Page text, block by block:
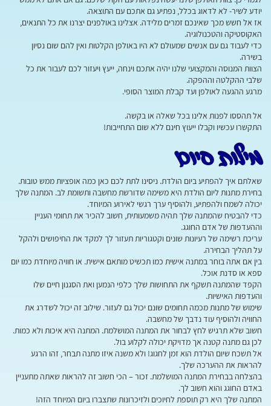
יודע לשיר- לא לדאוג בכלל, נפתיע גם אתכם עם התוצאה.
אז אל חשש מכך שאינכם זמרים מלידה. אצלינו באולפנים יצרנו את כל התנאים,
האקוסטיקה והטכנולוגיה.
כדי לעבוד גם עם אנשים שמעולם לא היו באולפן הקלטות ואין להם שום נסיון
בשירה.
הצוות המנוסה והמקצועי שלנו יהיה אתכם וינחה, ייעץ ויעזור לכם לעבור את כל
שלבי ההקלטה וההפקה.
מרגע ההגעה לאולפן ועד קבלת המוצר הסופי.
אל תהססו לפנות אלינו בכל שאלה או בקשה.
התקשרו עכשיו וקבלו ייעוץ חינם ללא שום התחייבות!
מילות סיום
שאלתם איך להפתיע ביום הולדת. ניסינו לתת לכם כאן כמה אופציות ממש טובות.
בחירת מתנות ליום הולדת היא משימה שדורשת מחשבה ותשומת לב. המתנה שלך
יכולה לשמח ולהפתיע, ולהוסיף ערך רגשי לאירוע המיוחד.
כדי להבטיח שהמתנה שלך תהיה משמעותית, חשוב להכיר את תחומי העניין
וההעדפות של אדם החוגג.
עריכת רשימה של רעיונות שונים וקטגוריות תעזור לך למקד את החיפושים ולהקל
על תהליך הבחירה.
בין אם אתה בוחר במתנה אישית כמו תכשיט מותאם אישית. או חוויה מיוחדת כמו יום
ספא או סדנת אוכל.
הקפד שהמתנה תשקף את התחושות שלך כלפי הנמען ואת הסגנון חיים שלו
והעדפות האישיות.
שימוש של מתנות מכמה תחומים שונם יכול גם לעזור. שילוב זה יכול לשדרג את
החוויה ולהוסיף עוד נדבך של מחשבה.
חשוב שלא תרגיש לחץ לבחור את המתנה המושלמת. המתנה היא איכות ולא כמות.
לכן גם מתנה קטנה אך מדויקת יכולה לקלוע בול.
אל תשכח שיום הולדת הוא זמן לחגוג! ולא משנה איזו מתנה תבחר, זהו הרגע
להראות את ההערכה שלך.
בהצלחה בבחירת המתנה המושלמת. זכור – הכי חשוב זה להראות שאתה מתעניין
באדם החוגג והוא חשוב לך.
המתנה שלך היא רק תוספת לחיוכים ולזיכרונות שתצברו ביום המיוחד הזה!